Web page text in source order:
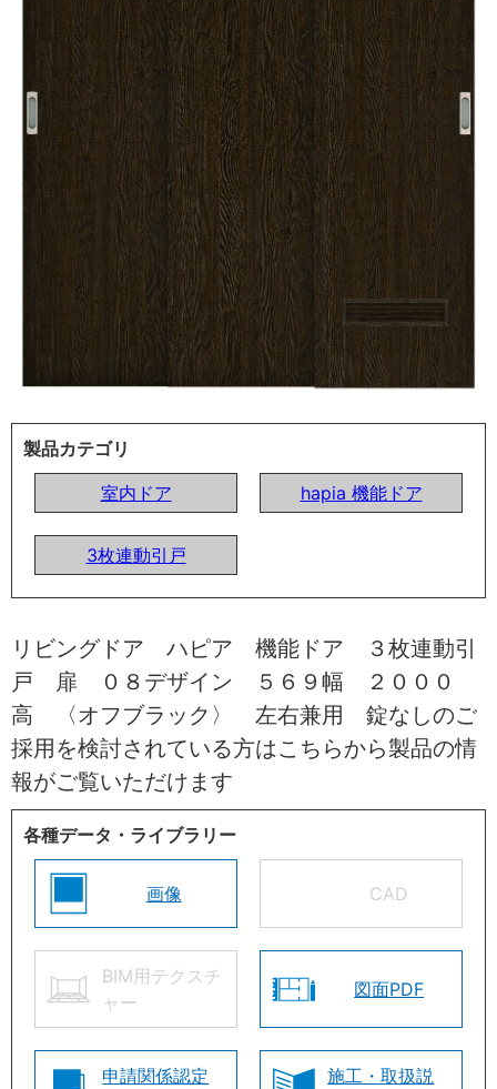
製品カテゴリ
室内ドア
hapia 機能ドア
3枚連動引戸
リビングドア ハピア 機能ドア ３枚連動引
戸 扉 ０８デザイン ５６９幅 ２０００
高 〈オフブラック〉 左右兼用 錠なしのご
採用を検討されている方はこちらから製品の情
報がご覧いただけます
各種データ・ライブラリー
画像 CAD
BIM用テクスチ
ャー
図面PDF
申請関係認定
施工・取扱説